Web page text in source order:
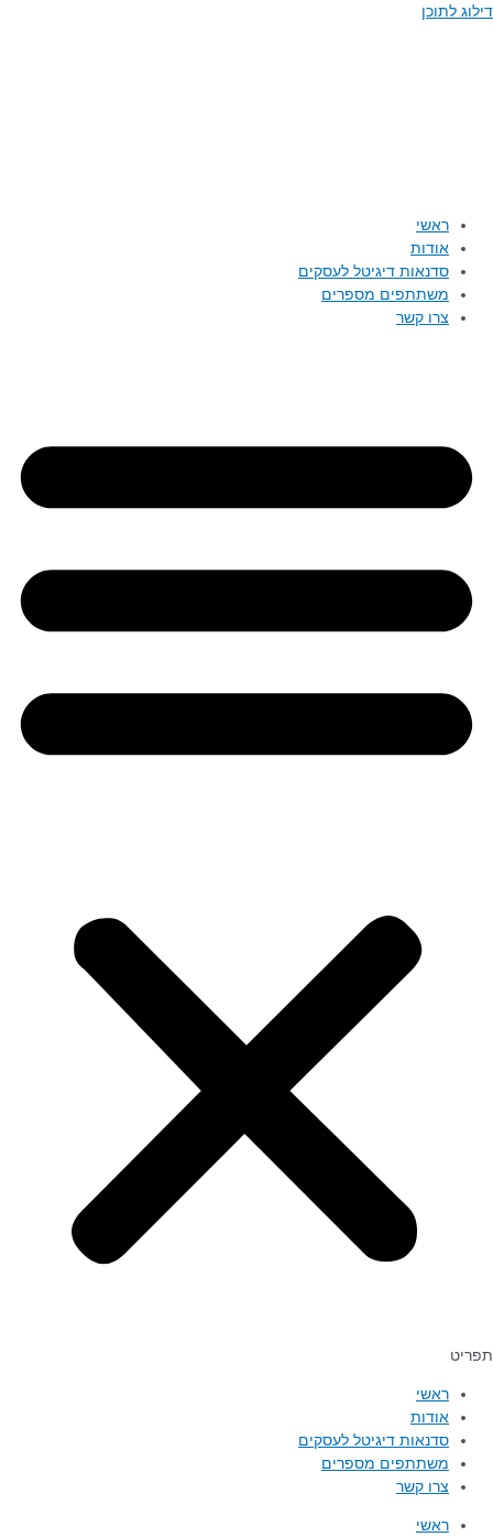
ראשי
אודות
סדנאות דיגיטל לעסקים
משתתפים מספרים
צרו קשר
ראשי
אודות
סדנאות דיגיטל לעסקים
משתתפים מספרים
צרו קשר
ראשי